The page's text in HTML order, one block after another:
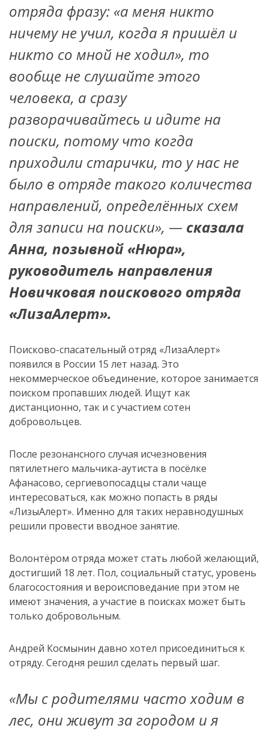
отряда фразу: «а меня никто
ничему не учил, когда я пришёл и
никто со мной не ходил», то
вообще не слушайте этого
человека, а сразу
разворачивайтесь и идите на
поиски, потому что когда
приходили старички, то у нас не
было в отряде такого количества
направлений, определённых схем
для записи на поиски», — сказала
Анна, позывной «Нюра»,
руководитель направления
Новичковая поискового отряда
«ЛизаАлерт».
Поисково-спасательный отряд «ЛизаАлерт»
появился в России 15 лет назад. Это
некоммерческое объединение, которое занимается
поиском пропавших людей. Ищут как
дистанционно, так и с участием сотен
добровольцев.
После резонансного случая исчезновения
пятилетнего мальчика-аутиста в посёлке
Афанасово, сергиевопосадцы стали чаще
интересоваться, как можно попасть в ряды
«ЛизыАлерт». Именно для таких неравнодушных
решили провести вводное занятие.
Волонтёром отряда может стать любой желающий,
достигший 18 лет. Пол, социальный статус, уровень
благосостояния и вероисповедание при этом не
имеют значения, а участие в поисках может быть
только добровольным.
Андрей Космынин давно хотел присоединиться к
отряду. Сегодня решил сделать первый шаг.
«Мы с родителями часто ходим в
лес, они живут за городом и я